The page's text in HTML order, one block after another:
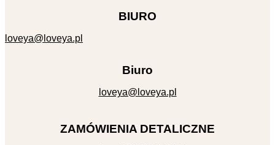
BIURO
loveya@loveya.pl
Biuro
loveya@loveya.pl
ZAMÓWIENIA DETALICZNE